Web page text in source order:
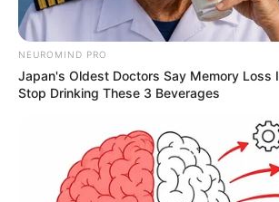
NEUROMIND PRO
Japan's Oldest Doctors Say Memory Loss
Stop Drinking These 3 Beverages